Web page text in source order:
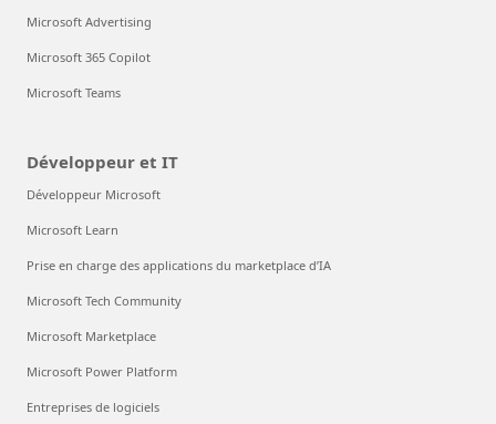
Microsoft Advertising
Microsoft 365 Copilot
Microsoft Teams
Développeur et IT
Développeur Microsoft
Microsoft Learn
Prise en charge des applications du marketplace d’IA
Microsoft Tech Community
Microsoft Marketplace
Microsoft Power Platform
Entreprises de logiciels